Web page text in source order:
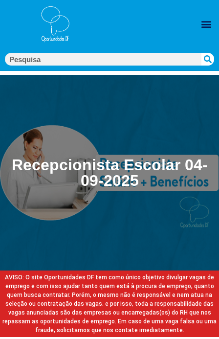
Recepcionista Escolar 04-
09-2025
AVISO: O site Oportunidades DF tem como único objetivo divulgar vagas de
emprego e com isso ajudar tanto quem está à procura de emprego, quanto
quem busca contratar. Porém, o mesmo não é responsável e nem atua na
seleção ou contratação das vagas. e por isso, toda a responsabilidade das
vagas anunciadas são das empresas ou encarregadas(os) do RH que nos
repassam as oportunidades de emprego. Em caso de uma vaga falsa ou uma
fraude, solicitamos que nos contate imediatamente.